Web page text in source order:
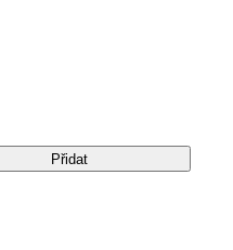
Přidat